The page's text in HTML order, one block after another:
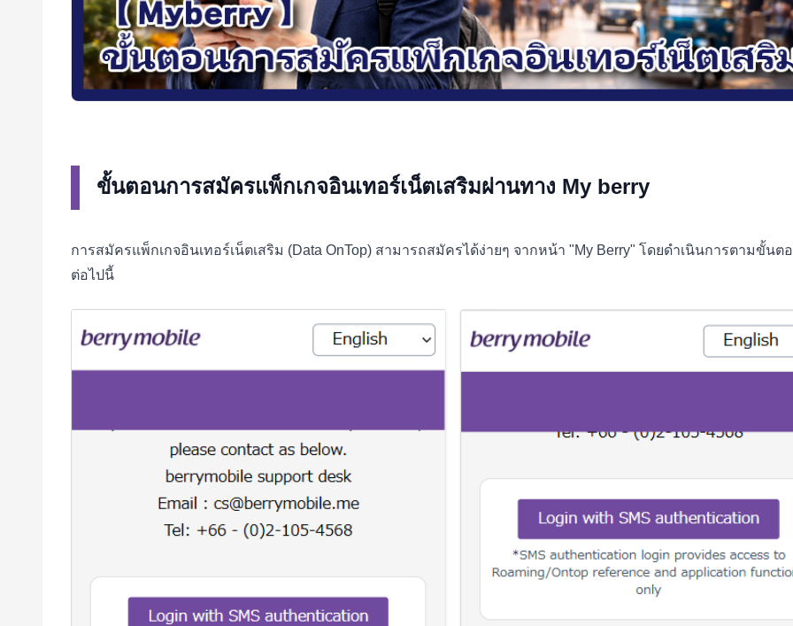
ขั้นตอนการสมัครแพ็กเกจอินเทอร์เน็ตเสริมผ่านทาง My berry
การสมัครแพ็กเกจอินเทอร์เน็ตเสริม (Data OnTop) สามารถสมัครได้ง่ายๆ จากหน้า "My Berry" โดยดำเนินการตามขั้นต
ต่อไปนี้